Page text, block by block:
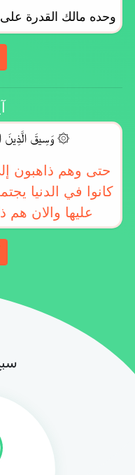
وحده مالك القدرة على
۞ وَسِيقَ الَّذِينَ
حتى وهم ذاهبون
كانوا في الدنيا
عليها والان هم